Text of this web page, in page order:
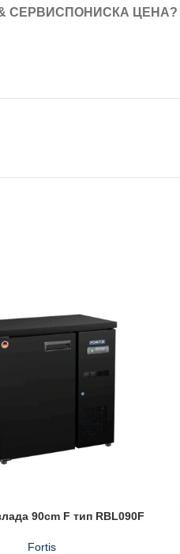
СЕРВИС ПОНИСКА ЦЕНА?
90cm F тип RBL090F
Fortis